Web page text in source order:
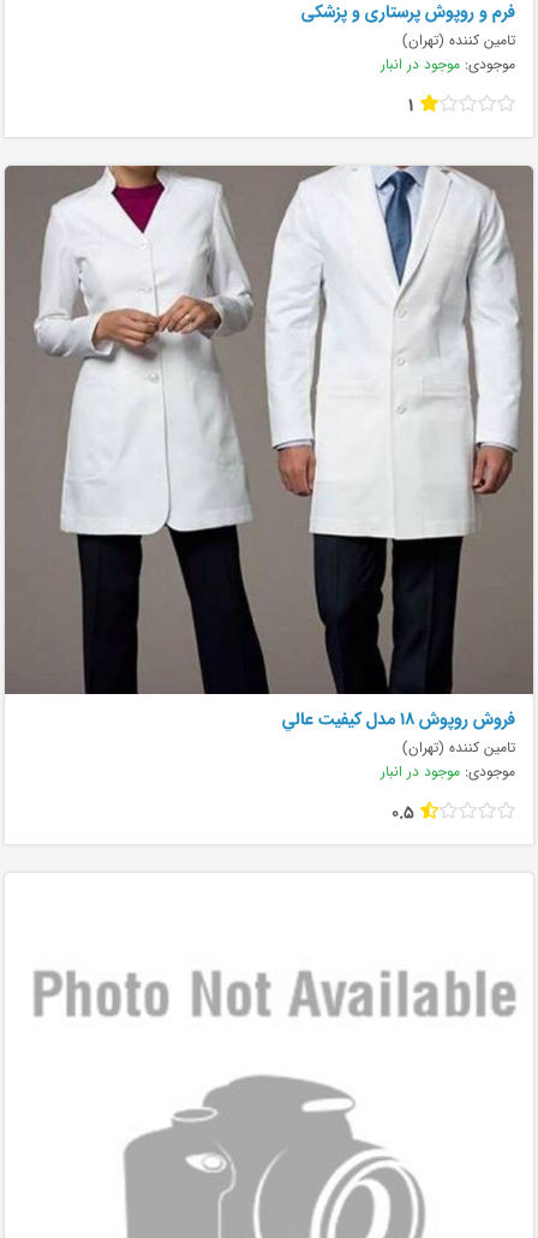
فرم و روپوش پرستاری و پزشکی
تامین کننده (تهران)
موجودی: موجود در انبار
1
فروش روپوش ١٨ مدل كيفيت عالي
تامین کننده (تهران)
موجودی: موجود در انبار
0.5